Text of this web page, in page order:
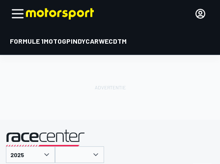
FORMULE 1MOTOGPINDYCARWECDTM
gepresenteerd door